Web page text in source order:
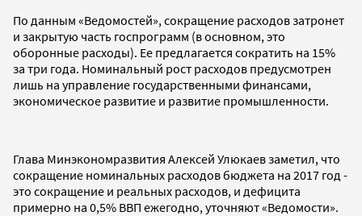
По данным «Ведомостей», сокращение расходов затронет
и закрытую часть госпрограмм (в основном, это
оборонные расходы). Ее предлагается сократить на 15%
за три года. Номинальный рост расходов предусмотрен
лишь на управление государственными финансами,
экономическое развитие и развитие промышленности.
Глава Минэкономразвития Алексей Улюкаев заметил, что
сокращение номинальных расходов бюджета на 2017 год -
это сокращение и реальных расходов, и дефицита
примерно на 0,5% ВВП ежегодно, уточняют «Ведомости».